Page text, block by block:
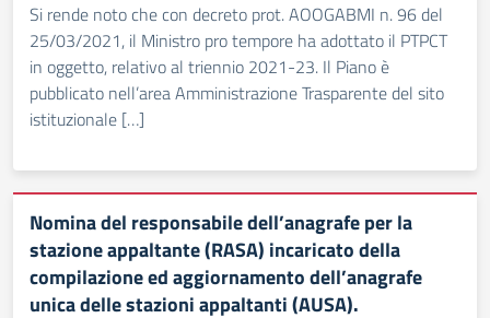
Si rende noto che con decreto prot. AOOGABMI n. 96 del
25/03/2021, il Ministro pro tempore ha adottato il PTPCT
in oggetto, relativo al triennio 2021-23. Il Piano è
pubblicato nell’area Amministrazione Trasparente del sito
istituzionale […]
Nomina del responsabile dell’anagrafe per la
stazione appaltante (RASA) incaricato della
compilazione ed aggiornamento dell’anagrafe
unica delle stazioni appaltanti (AUSA).